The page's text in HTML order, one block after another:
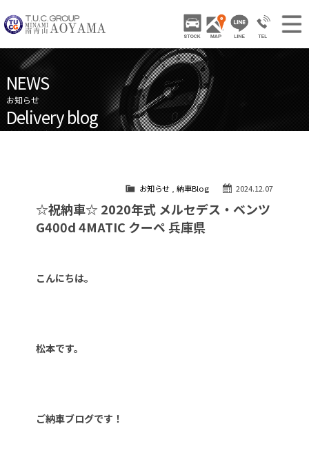
TUCグループ 南青山
STOCK ACCESS LINE 03-
NEWS INFO / ニュース
STOCK CAR LIST / 在庫車両情報
GALLERY / 販売車両ギャラリー
TRADE IN / 買取査定
NEWS
お知らせ
Delivery blog
納車ブログ
2024.12.07
お知らせ, 納車Blog
☆祝納車☆ 2020年式 メルセデス・ベンツ
G400d 4MATIC クーペ 兵庫県
こんにちは。
松本です。
ご納車ブログです！